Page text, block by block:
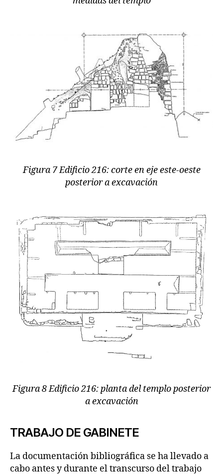
Figura 7 Edificio 216: corte en eje este-oeste
posterior a excavación
Figura 8 Edificio 216: planta del templo posterior
a excavación
TRABAJO DE GABINETE
La documentación bibliográfica se ha llevado a
cabo antes y durante el transcurso del trabajo